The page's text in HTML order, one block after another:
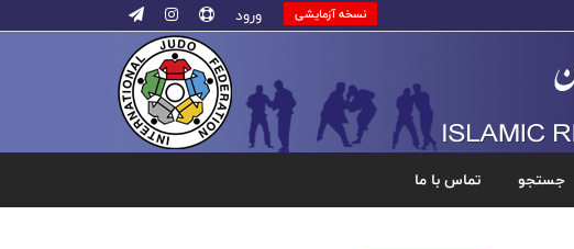
نسخه آزمایشی ورود
جستجو تماس با ما